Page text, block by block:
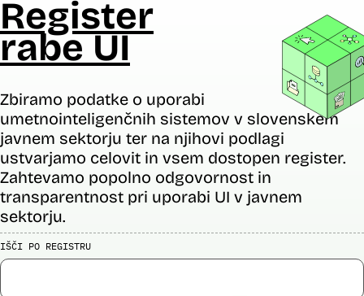
Register
rabe UI
Zbiramo podatke o uporabi
umetnointeligenčnih sistemov v slovenskem
javnem sektorju ter na njihovi podlagi
ustvarjamo celovit in vsem dostopen register.
Zahtevamo popolno odgovornost in
transparentnost pri uporabi UI v javnem
sektorju.
IŠČI PO REGISTRU